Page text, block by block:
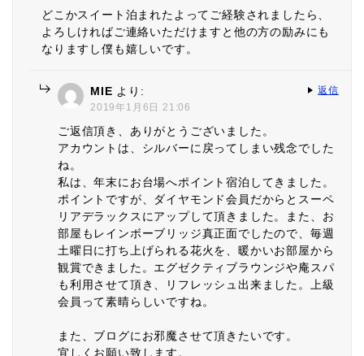
どこかスイート泊まれたよってご経験されましたら、
よろしければご連絡いただけますと他の方の励みにも
なりますし僕も嬉しいです。
MIE より:
2019年1月6日 21:06
ご返信頂き、ありがとうございました。
アカウントは、シルバーに戻ってしまい残念でした
ね。
私は、年末にお台場へポイント宿泊してきました。
ポイントですが、ダイヤモンド会員だからとスーペ
リアデラックスにアップして頂きました。また、お
部屋もレインボーブリッジ真正面でしたので、毎週
土曜日に打ち上げられる花火を、暖かいお部屋から
観賞できました。エグゼクティブラウンジや庵スパ
も利用させて頂き、リフレッシュ出来ました。上級
会員って素晴らしいですね。
また、ブログにお邪魔させて頂きたいです。
宜しくお願い致します。
返信